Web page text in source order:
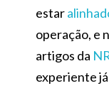
estar
operação, e
artigos da
experiente